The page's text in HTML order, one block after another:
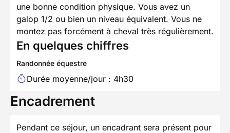
une bonne condition physique. Vous avez un
galop 1/2 ou bien un niveau équivalent. Vous ne
montez pas forcément à cheval très régulièrement.
En quelques chiffres
Randonnée équestre
Durée moyenne/jour : 4h30
Encadrement
Pendant ce séjour, un encadrant sera présent pour